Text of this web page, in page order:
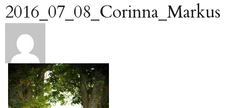
2016_07_08_Corinna_Markus
Beitragsnavigation